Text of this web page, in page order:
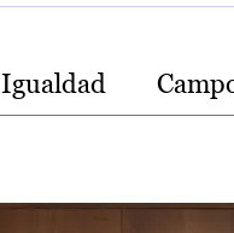
Igualdad